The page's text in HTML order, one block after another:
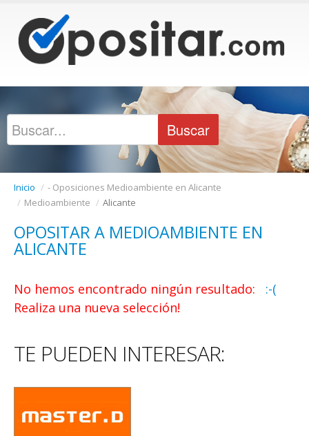
Inicio / - Oposiciones Medioambiente en Alicante
/ Medioambiente / Alicante
OPOSITAR A MEDIOAMBIENTE EN
ALICANTE
No hemos encontrado ningún resultado: :-(
Realiza una nueva selección!
TE PUEDEN INTERESAR: